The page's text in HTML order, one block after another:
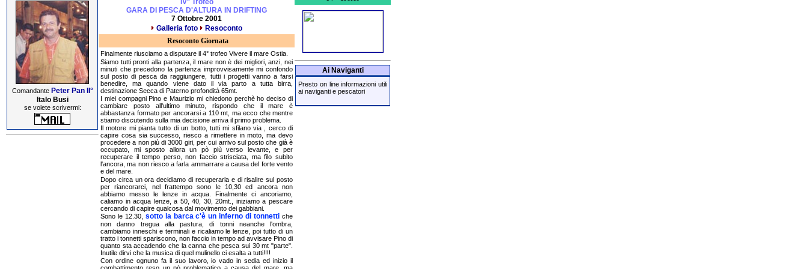
Comandante Peter Pan II°
Italo Busi
se volete scrivermi:
IV° Trofeo
GARA DI PESCA D'ALTURA IN DRIFTING
7 Ottobre 2001
Galleria foto
Resoconto
Resoconto Giornata
Finalmente riusciamo a disputare il 4° trofeo Vivere il mare Ostia.
Siamo tutti pronti alla partenza, il mare non è dei migliori, anzi, nei
minuti che precedono la partenza improvvisamente mi confondo
sul posto di pesca da raggiungere, tutti i progetti vanno a farsi
benedire, ma quando viene dato il via parto a tutta birra,
destinazione Secca di Paterno profondità 65mt.
I miei compagni Pino e Maurizio mi chiedono perchè ho deciso di
cambiare posto all'ultimo minuto, rispondo che il mare è
abbastanza formato per ancorarsi a 110 mt, ma ecco che mentre
stiamo discutendo sulla mia decisione arriva il primo problema.
Il motore mi pianta tutto di un botto, tutti mi sfilano via , cerco di
capire cosa sia successo, riesco a rimettere in moto, ma devo
procedere a non più di 3000 giri, per cui arrivo sul posto che già è
occupato, mi sposto allora un pò più verso levante, e per
recuperare il tempo perso, non faccio strisciata, ma filo subito
l'ancora, ma non riesco a farla ammarrare a causa del forte vento
e del mare.
Dopo circa un ora decidiamo di recuperarla e di risalire sul posto
per riancorarci, nel frattempo sono le 10,30 ed ancora non
abbiamo messo le lenze in acqua. Finalmente ci ancoriamo,
caliamo in acqua lenze, a 50, 40, 30, 20mt., iniziamo a pescare
cercando di capire qualcosa dal movimento dei gabbiani.
Sono le 12.30, sotto la barca c'è un inferno di tonnetti che
non danno tregua alla pastura, di tonni neanche l'ombra,
cambiamo inneschi e terminali e ricaliamo le lenze, poi tutto di un
tratto i tonnetti spariscono, non faccio in tempo ad avvisare Pino di
quanto sta accadendo che la canna che pesca sui 30 mt "parte".
Inutile dirvi che la musica di quel mulinello ci esalta a tutti!!!!
Con ordine ognuno fa il suo lavoro, io vado in sedia ed inizio il
Ai Naviganti
Presto on line informazioni utili
ai naviganti e pescatori